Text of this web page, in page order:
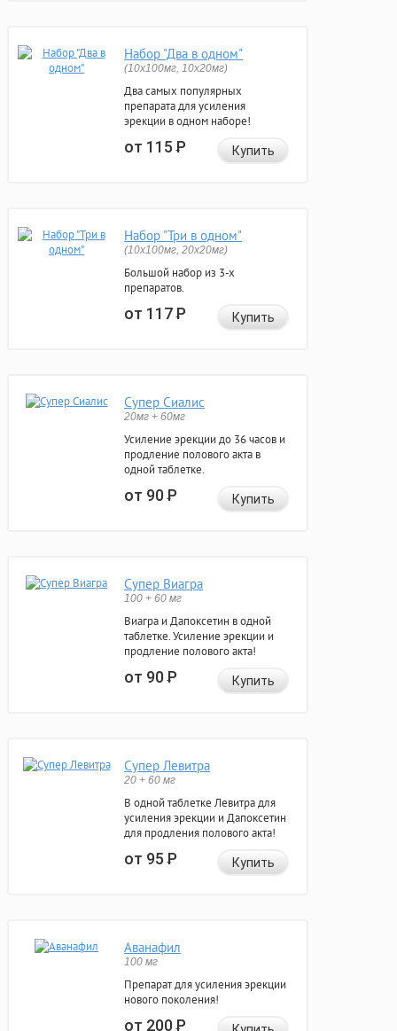
Набор "Два в одном"
(10x100мг, 10x20мг)
Два самых популярных
препарата для усиления
эрекции в одном наборе!
от 115Р Купить
Набор "Три в одном"
(10x100мг, 20x20мг)
Большой набор из 3-х
препаратов.
от 117Р Купить
Супер Сиалис
20мг + 60мг
Усиление эрекции до 36 часов и
продление полового акта в
одной таблетке.
от 90Р Купить
Супер Виагра
100 + 60 мг
Виагра и Дапоксетин в одной
таблетке. Усиление эрекции и
продление полового акта!
от 90Р Купить
Супер Левитра
20 + 60 мг
В одной таблетке Левитра для
усиления эрекции и Дапоксетин
для продления полового акта!
от 95Р Купить
Аванафил
100 мг
Препарат для усиления эрекции
нового поколения!
от 200Р